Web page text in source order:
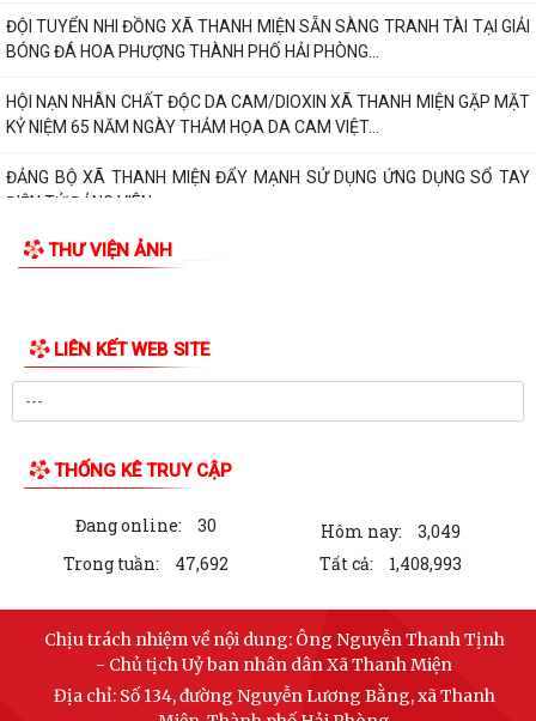
ĐỘI TUYỂN NHI ĐỒNG XÃ THANH MIỆN SẴN SÀNG TRANH TÀI TẠI GIẢI
BÓNG ĐÁ HOA PHƯỢNG THÀNH PHỐ HẢI PHÒNG...
HỘI NẠN NHÂN CHẤT ĐỘC DA CAM/DIOXIN XÃ THANH MIỆN GẶP MẶT
KỶ NIỆM 65 NĂM NGÀY THẢM HỌA DA CAM VIỆT...
ĐẢNG BỘ XÃ THANH MIỆN ĐẨY MẠNH SỬ DỤNG ỨNG DỤNG SỔ TAY
ĐIỆN TỬ ĐẢNG VIÊN
THƯ VIỆN ẢNH
LIÊN KẾT WEB SITE